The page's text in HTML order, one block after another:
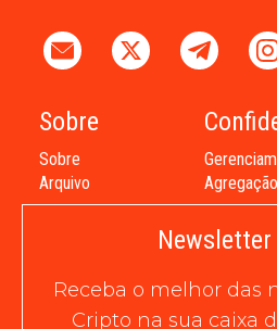
Sobre
Sobre
Arquivo
Newsletter
Receba o melhor das
Cripto na sua caixa